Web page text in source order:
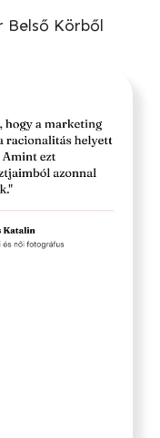
Belső Körből